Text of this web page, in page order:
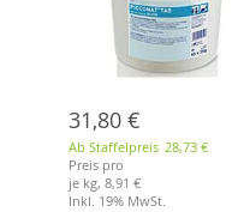
31,80 €
Ab Staffelpreis 28,73 €
Preis pro
je kg, 8,91 €
Inkl. 19% MwSt.